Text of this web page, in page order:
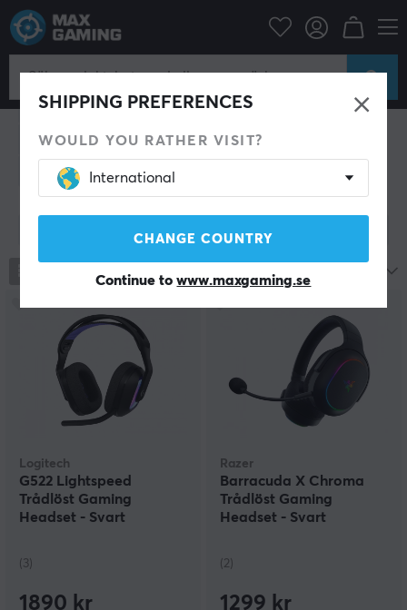
SHIPPING PREFERENCES
WOULD YOU RATHER VISIT?
International
CHANGE COUNTRY
Continue towww.maxgaming.se
Konsol
PS5 Tillbehör
Handkontroll Headsets Ratt Thumbstick & Grips
Joystick VR glasögon Fightstick/Arcade
Övrig utrustning Kablar
Mest populära
Logitech
G522 Lightspeed
Trådlöst Gaming
Headset - Svart
(3)
1890 kr
Razer
Barracuda X Chroma
Trådlöst Gaming
Headset - Svart
(2)
1299 kr